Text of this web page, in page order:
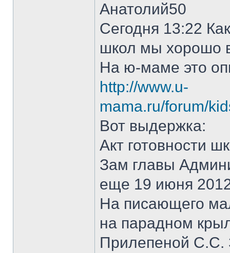
Анатолий50
Сегодня 13:22
школ мы хорошо
На ю-маме это
http://www.u-
mama.ru/forum/
Вот выдержка:
Акт готовности
Зам главы
еще 19 июня
На писающего
на парадном
Прилепеной С.С.